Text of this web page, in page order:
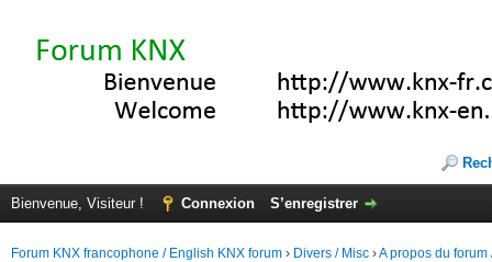
Bienvenue, Visiteur ! Connexion S’enregistrer
Forum KNX francophone / English KNX forum › Divers / Misc ›A propos du forum